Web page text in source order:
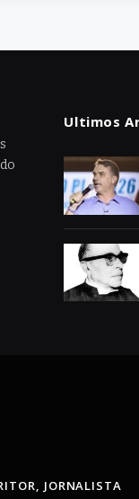
Ultimos
JORNALISTA